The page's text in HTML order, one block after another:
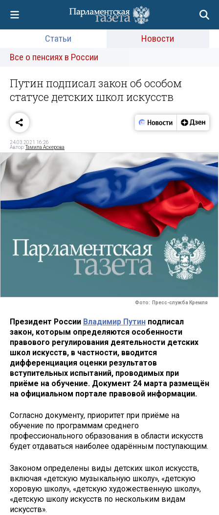
Статьи
Новости
Все о пенсиях в России
Путин подписал закон об особом
статусе детских школ искусств
24.03.2021 16:26
Автор:Тамила Аскерова
Фото: Пресс-служба Кремля
Президент России Владимир Путин подписал
закон, которым определяются особенности
правового регулирования деятельности детских
школ искусств, в частности, вводится
дифференциация оценки результатов
вступительных испытаний, проводимых при
приёме на обучение. Документ 24 марта размещён
на официальном портале правовой информации.
Согласно документу, приоритет при приёме на
обучение по программам среднего
профессионального образования в области искусств
будет отдаваться наиболее одарённым поступающим.
Законом определены виды детских школ искусств,
включая «детскую музыкальную школу», «детскую
хоровую школу», «детскую художественную школу»,
«детскую школу искусств по нескольким видам
искусств».